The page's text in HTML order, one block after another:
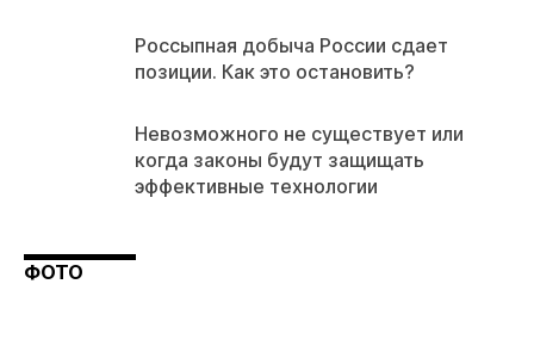
Россыпная добыча России сдает
позиции. Как это остановить?
Невозможного не существует или
когда законы будут защищать
эффективные технологии
ФОТО